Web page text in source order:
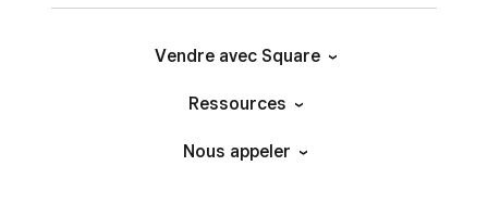
Vendre avec Square
Ressources
Nous appeler